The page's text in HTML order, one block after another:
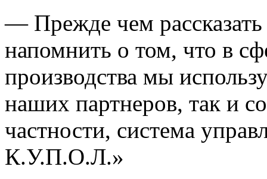
— Прежде чем рассказать
напомнить о том, что в
производства мы
наших партнеров, так и
частности, система
К.У.П.О.Л.»